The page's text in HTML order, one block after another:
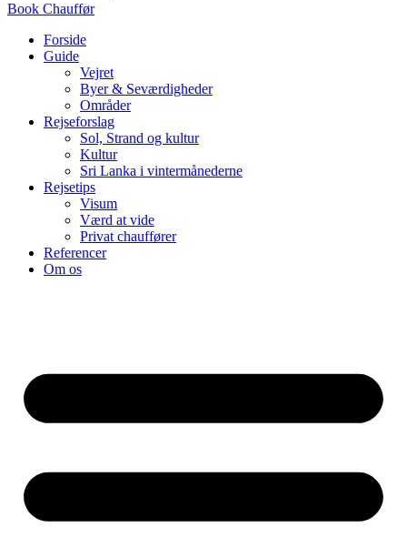
Book Chauffør
Forside
Guide
Vejret
Byer & Seværdigheder
Områder
Rejseforslag
Sol, Strand og kultur
Kultur
Sri Lanka i vintermånederne
Rejsetips
Visum
Værd at vide
Privat chauffører
Referencer
Om os